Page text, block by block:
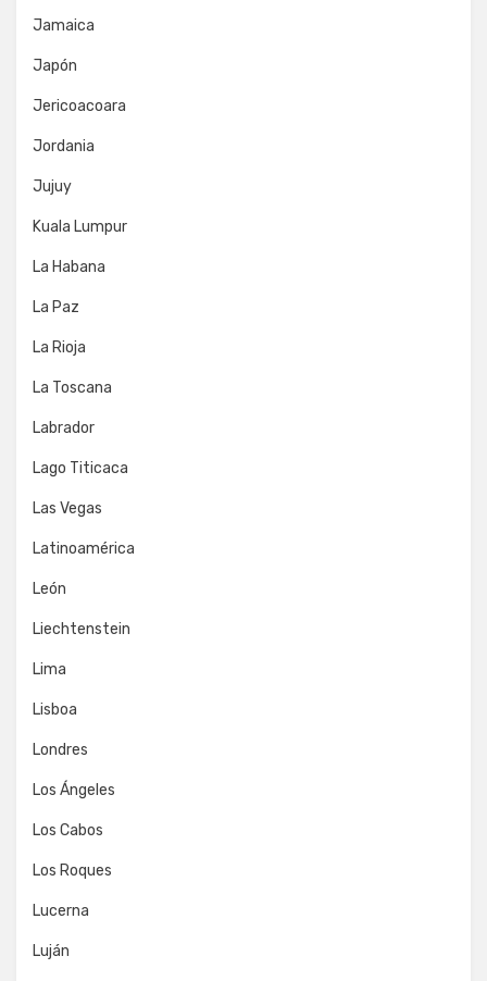
Jamaica
Japón
Jericoacoara
Jordania
Jujuy
Kuala Lumpur
La Habana
La Paz
La Rioja
La Toscana
Labrador
Lago Titicaca
Las Vegas
Latinoamérica
León
Liechtenstein
Lima
Lisboa
Londres
Los Ángeles
Los Cabos
Los Roques
Lucerna
Luján